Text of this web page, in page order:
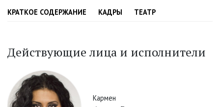
КРАТКОЕ СОДЕРЖАНИЕ
КАДРЫ ТЕАТР
Действующие лица и исполнители
Кармен